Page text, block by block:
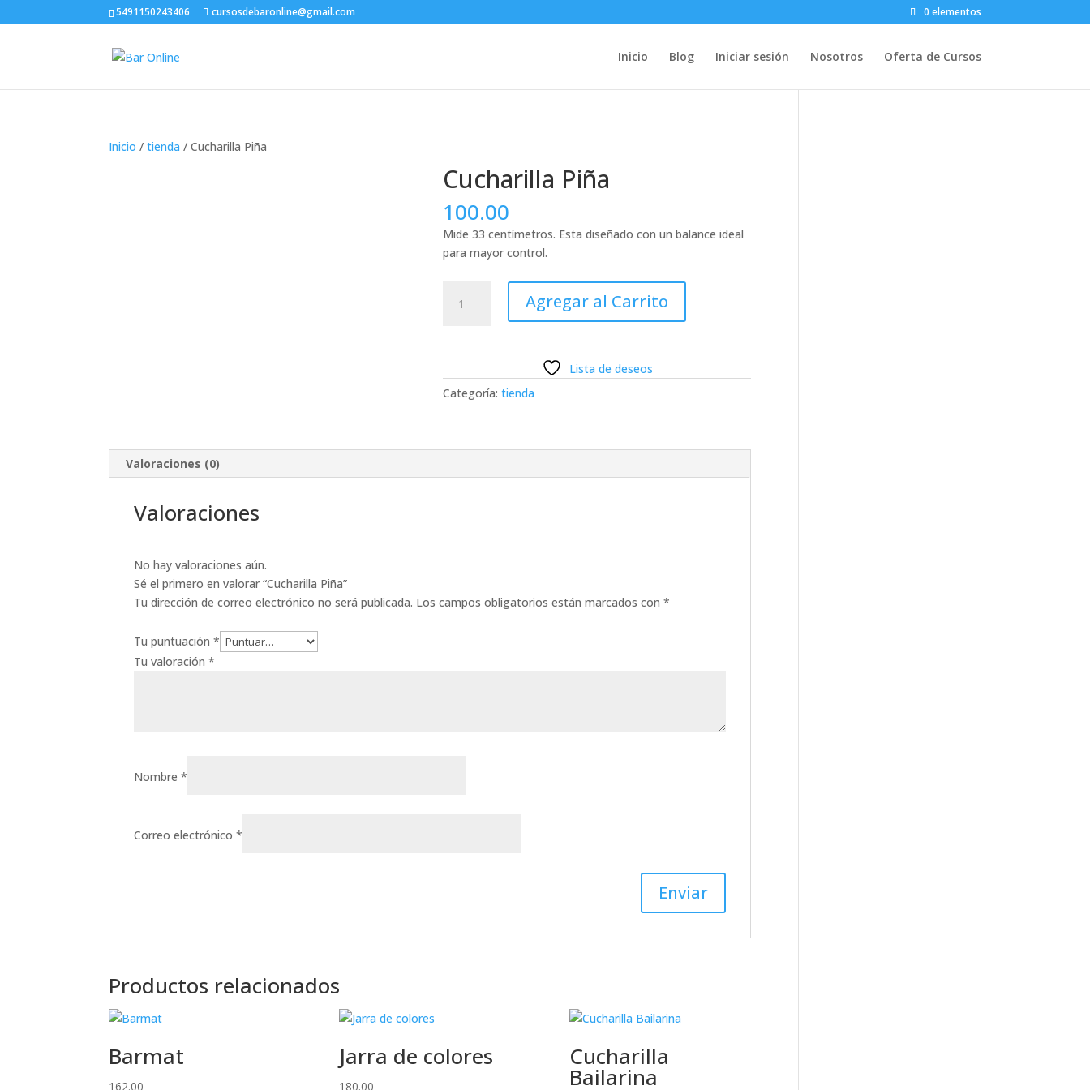
5491150243406 cursosdebaronline@gmail.com 0 elementos
Inicio Blog Iniciar sesión Nosotros Oferta de Cursos
Inicio /tienda / Cucharilla Piña
Cucharilla Piña
100.00
Mide 33 centímetros. Esta diseñado con un balance ideal
para mayor control.
Piña
Agregar al Carrito
Lista de deseos
Categoría:tienda
Valoraciones (0)
Valoraciones
No hay valoraciones aún.
Sé el primero en valorar “Cucharilla Piña”
Tu dirección de correo electrónico no será publicada. Los campos obligatorios están marcados con*
Tu puntuación*
Tu valoración*
Nombre*
Correo electrónico*
Productos relacionados
Barmat
162.00
Jarra de colores
180.00
Cucharilla
Bailarina